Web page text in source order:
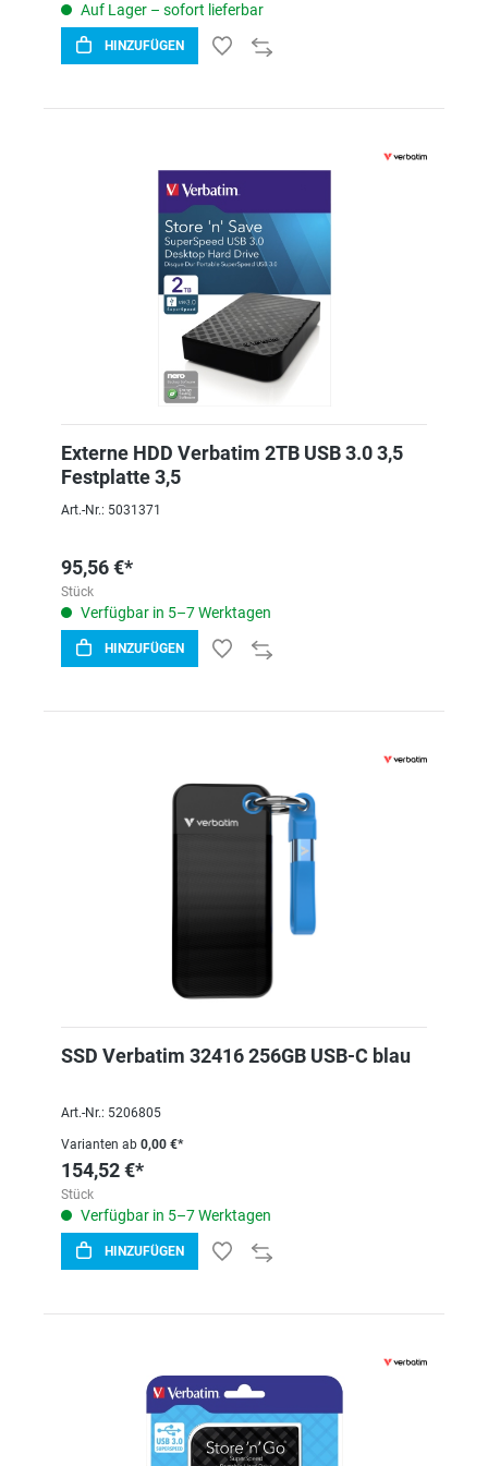
Auf Lager – sofort lieferbar
HINZUFÜGEN
Externe HDD Verbatim 2TB USB 3.0 3,5
Festplatte 3,5
Art.-Nr.: 5031371
95,56 €*
Stück
Verfügbar in 5–7 Werktagen
HINZUFÜGEN
SSD Verbatim 32416 256GB USB-C blau
Art.-Nr.: 5206805
Varianten ab 0,00 €*
154,52 €*
Stück
Verfügbar in 5–7 Werktagen
HINZUFÜGEN